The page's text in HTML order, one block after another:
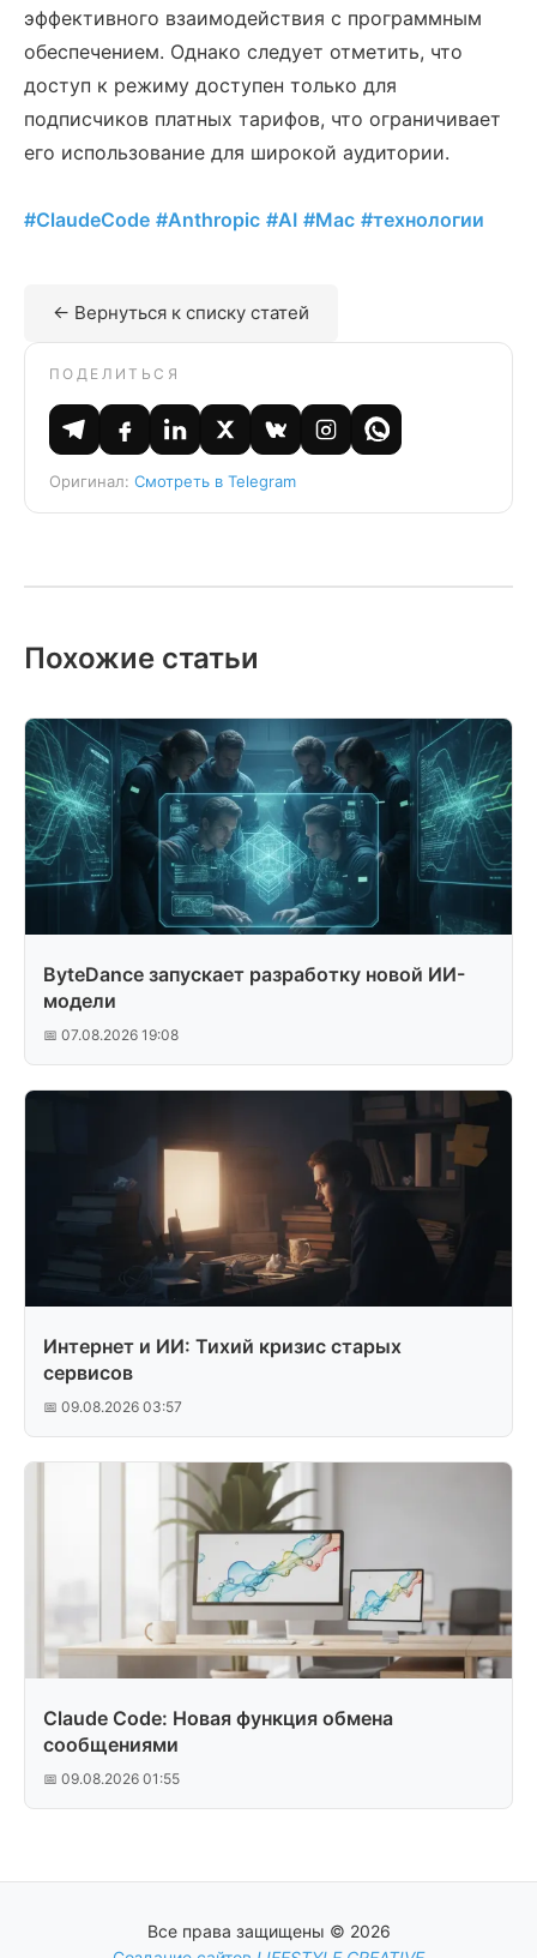
эффективного взаимодействия с программным
обеспечением. Однако следует отметить, что
доступ к режиму доступен только для
подписчиков платных тарифов, что ограничивает
его использование для широкой аудитории.
#ClaudeCode #Anthropic #AI #Mac #технологии
← Вернуться к списку статей
ПОДЕЛИТЬСЯ
Оригинал: Смотреть в Telegram
Похожие статьи
ByteDance запускает разработку новой ИИ-
модели
📅 07.08.2026 19:08
Интернет и ИИ: Тихий кризис старых
сервисов
📅 09.08.2026 03:57
Claude Code: Новая функция обмена
сообщениями
📅 09.08.2026 01:55
Все права защищены © 2026